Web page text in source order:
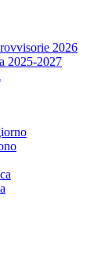
2026
2025-2027